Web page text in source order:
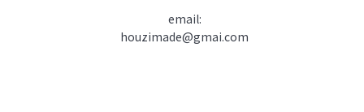
email:
houzimade@gmai.com